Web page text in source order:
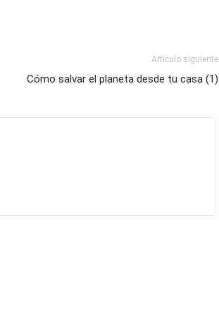
Artículo siguiente
Cómo salvar el planeta desde tu casa (1)